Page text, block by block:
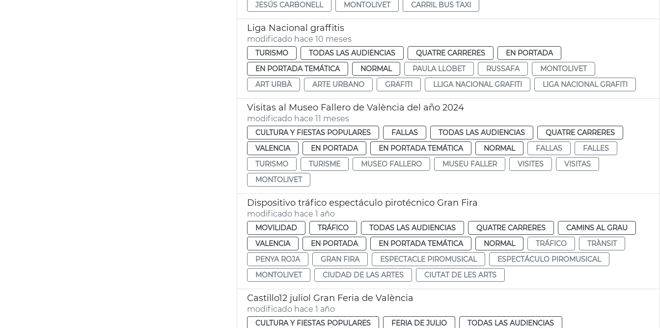
JESÚS CARBONELL
MONTOLIVET CARRIL BUS TAXI
Liga Nacional graffitis
modificado hace 10 meses
TURISMO TODAS LAS AUDIENCIAS QUATRE CARRERES
EN PORTADA
EN PORTADA TEMÁTICA
NORMAL PAULA LLOBET RUSSAFA
MONTOLIVET
ART URBÀ
ARTE URBANO GRAFITI LLIGA NACIONAL GRAFITI LIGA NACIONAL GRAFITI
Visitas al Museo Fallero de València del año 2024
modificado hace 11 meses
CULTURA Y FIESTAS POPULARES FALLAS TODAS LAS AUDIENCIAS
QUATRE CARRERES
VALENCIA
EN PORTADA EN PORTADA TEMÁTICA NORMAL FALLAS
FALLES
TURISMO
TURISME MUSEO FALLERO MUSEU FALLER VISITES
VISITAS
MONTOLIVET
Dispositivo tráfico espectáculo pirotécnico Gran Fira
modificado hace 1 año
MOVILIDAD TRÁFICO TODAS LAS AUDIENCIAS QUATRE CARRERES
CAMINS AL GRAU
VALENCIA
EN PORTADA EN PORTADA TEMÁTICA NORMAL TRÁFICO
TRÀNSIT
PENYA ROJA
GRAN FIRA ESPECTACLE PIROMUSICAL
ESPECTÁCULO PIROMUSICAL
MONTOLIVET
CIUDAD DE LAS ARTES CIUTAT DE LES ARTS
Castillo12 juliol Gran Feria de València
modificado hace 1 año
CULTURA Y FIESTAS POPULARES FERIA DE JULIO
TODAS LAS AUDIENCIAS